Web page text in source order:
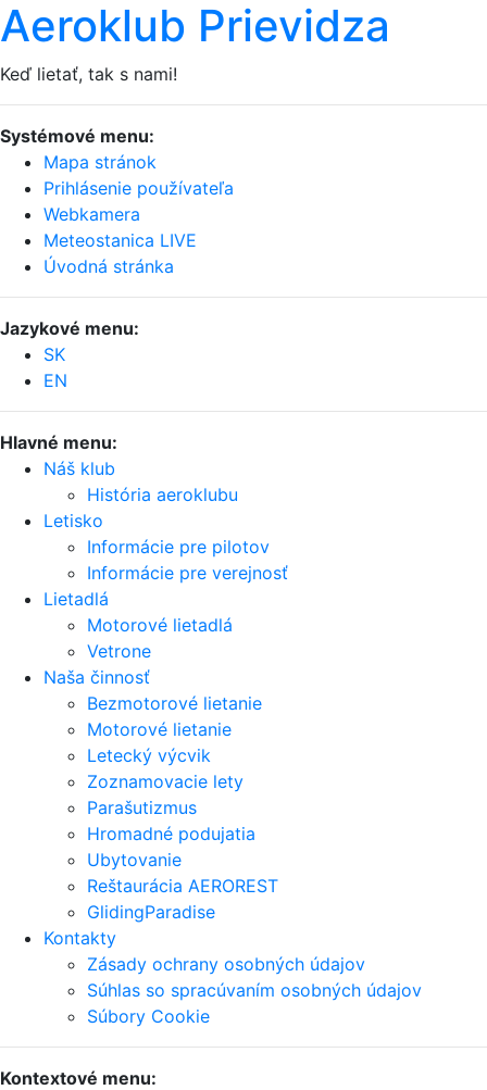
Aeroklub Prievidza
Keď lietať, tak s nami!
Systémové menu:
Mapa stránok
Prihlásenie používateľa
Webkamera
Meteostanica LIVE
Úvodná stránka
Jazykové menu:
SK
EN
Hlavné menu:
Náš klub
História aeroklubu
Letisko
Informácie pre pilotov
Informácie pre verejnosť
Lietadlá
Motorové lietadlá
Vetrone
Naša činnosť
Bezmotorové lietanie
Motorové lietanie
Letecký výcvik
Zoznamovacie lety
Parašutizmus
Hromadné podujatia
Ubytovanie
Reštaurácia AEROREST
GlidingParadise
Kontakty
Zásady ochrany osobných údajov
Súhlas so spracúvaním osobných údajov
Súbory Cookie
Kontextové menu: